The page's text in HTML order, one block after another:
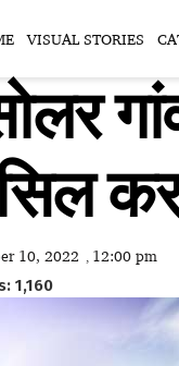
VISUAL STORIES
10, 2022 , 12:00 pm
1,160